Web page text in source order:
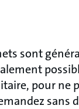
sont
pour ne
sans